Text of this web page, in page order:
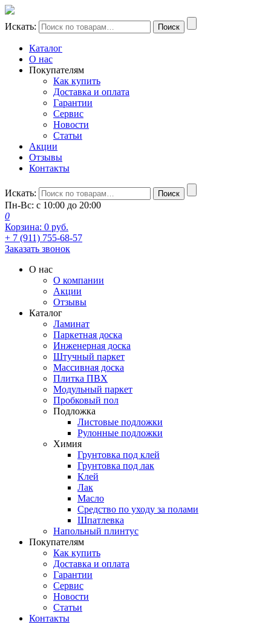
Искать: Поиск
Каталог
О нас
Покупателям
Как купить
Доставка и оплата
Гарантии
Сервис
Новости
Статьи
Акции
Отзывы
Контакты
Искать: Поиск
Пн-Вс: с 10:00 до 20:00
0
Корзина: 0 руб.
+ 7 (911) 755-68-57
Заказать звонок
О нас
О компании
Акции
Отзывы
Каталог
Ламинат
Паркетная доска
Инженерная доска
Штучный паркет
Массивная доска
Плитка ПВХ
Модульный паркет
Пробковый пол
Подложка
Листовые подложки
Рулонные подложки
Химия
Грунтовка под клей
Грунтовка под лак
Клей
Лак
Масло
Средство по уходу за полами
Шпатлевка
Напольный плинтус
Покупателям
Как купить
Доставка и оплата
Гарантии
Сервис
Новости
Статьи
Контакты